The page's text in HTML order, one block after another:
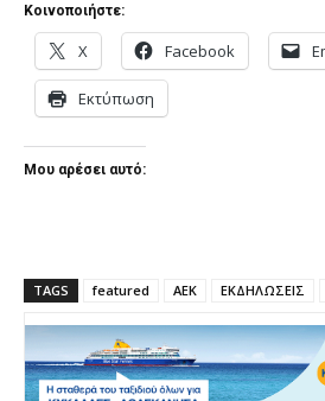
Κοινοποιήστε:
X Facebook
Εκτύπωση
Μου αρέσει αυτό:
TAGS featured ΑΕΚ ΕΚΔΗΛΩΣΕΙΣ